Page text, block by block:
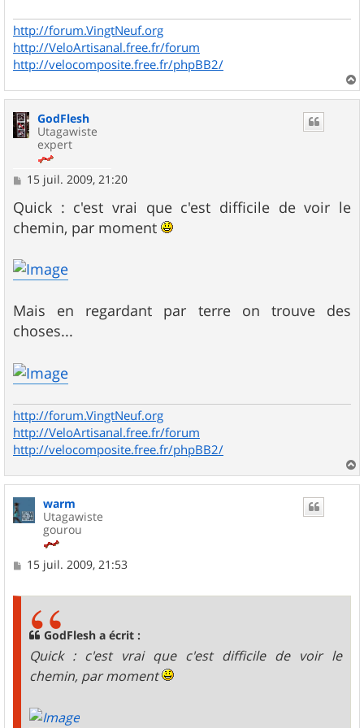
http://forum.VingtNeuf.org
http://VeloArtisanal.free.fr/forum
http://velocomposite.free.fr/phpBB2/
a
GodFlesh
Utagawiste
expert
M
s
s
a
e
15 juil. 2009, 21:20
Quick : c'est vrai que c'est difficile de voir le
chemin, par moment
Mais en regardant par terre on trouve des
choses...
http://forum.VingtNeuf.org
http://VeloArtisanal.free.fr/forum
http://velocomposite.free.fr/phpBB2/
a
warm
Utagawiste
gourou
M15 juil. 2009, 21:53
GodFlesh a écrit :
Quick : c'est vrai que c'est difficile de voir le
chemin, par moment